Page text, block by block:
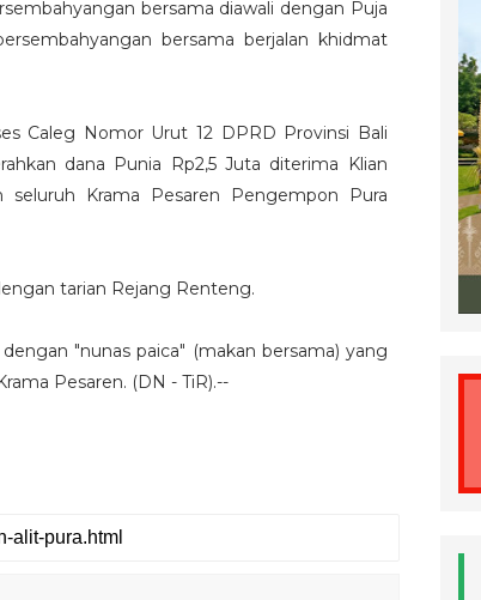
bersama diawali dengan Puja
bersama berjalan khidmat
Caleg Nomor Urut 12 DPRD Provinsi Bali
dana Punia Rp2,5 Juta diterima Klian
Krama Pesaren Pengempon Pura
tarian Rejang Renteng.
"nunas paica" (makan bersama) yang
Pesaren. (DN - TiR).--